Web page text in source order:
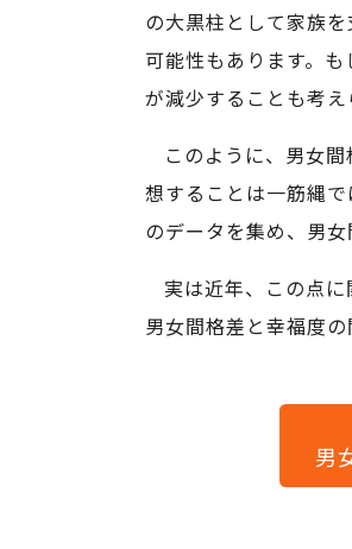
の大黒柱として家族
可能性もあります。
が減少することも考え
このように、男女
想することは一筋縄
のデータを集め、男
実は近年、この点
男女間格差と幸福度
男